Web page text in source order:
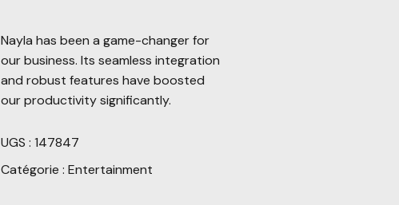
Nayla has been a game-changer for
our business. Its seamless integration
and robust features have boosted
our productivity significantly.
UGS :147847
Catégorie :Entertainment